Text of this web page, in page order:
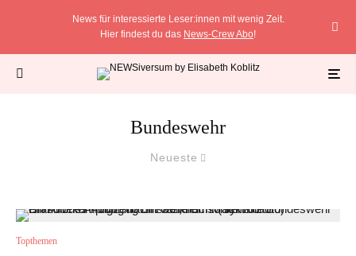
News für interessierte Leser:innen mit wenig Zeit.
Hier findest du das News-Crew Abo!
Bundeswehr
Neueste
Topthemen